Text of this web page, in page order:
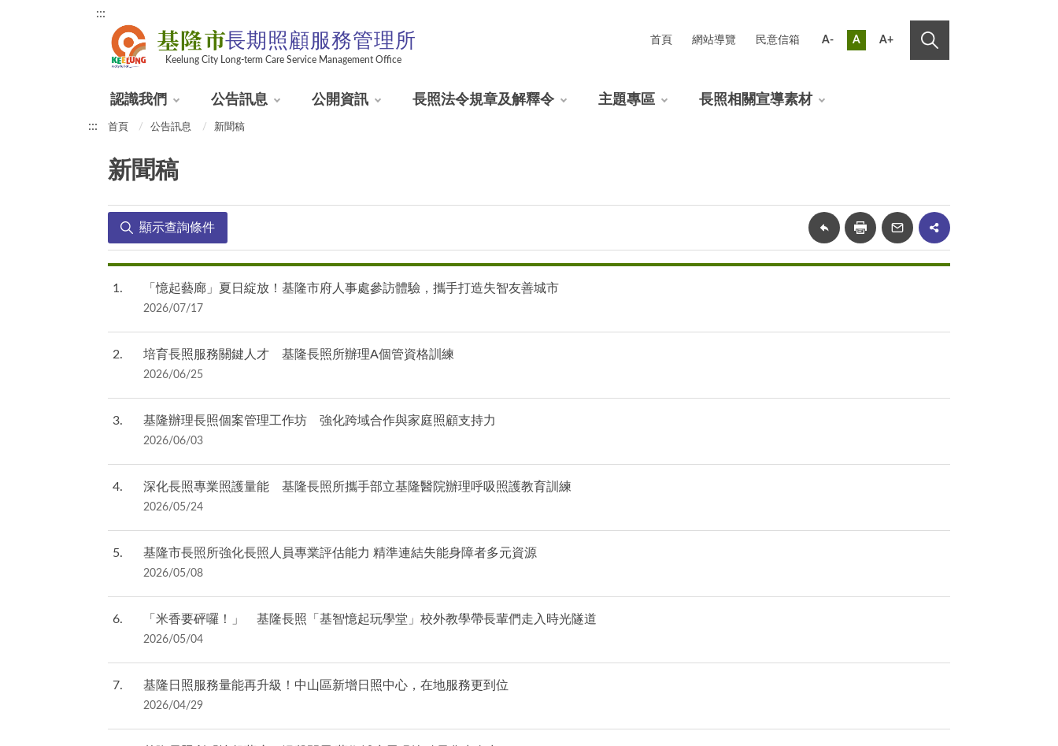
:::
基隆市長期照顧服務管理所
Keelung City Long-term Care Service Management Office
首頁 網站導覽 民意信箱 A- A A+
認識我們 公告訊息 公開資訊 長照法令規章及解釋令 主題專區 長照相關宣導素材
::: 首頁 公告訊息 新聞稿
新聞稿
顯示查詢條件
1 「憶起藝廊」夏日綻放！基隆市府人事處參訪體驗，攜手打造失智友善城市
2026/07/17
2 培育長照服務關鍵人才 基隆長照所辦理A個管資格訓練
2026/06/25
3 基隆辦理長照個案管理工作坊 強化跨域合作與家庭照顧支持力
2026/06/03
4 深化長照專業照護量能 基隆長照所攜手部立基隆醫院辦理呼吸照護教育訓練
2026/05/24
5 基隆市長照所強化長照人員專業評估能力 精準連結失能身障者多元資源
2026/05/08
6 「米香要砰囉！」 基隆長照「基智憶起玩學堂」校外教學帶長輩們走入時光隧道
2026/05/04
7 基隆日照服務量能再升級！中山區新增日照中心，在地服務更到位
2026/04/29